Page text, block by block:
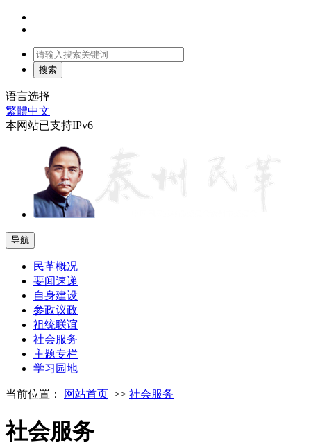
语言选择
繁體中文
本网站已支持IPv6
导航
民革概况
要闻速递
自身建设
参政议政
祖统联谊
社会服务
主题专栏
学习园地
当前位置： 网站首页 >> 社会服务
社会服务